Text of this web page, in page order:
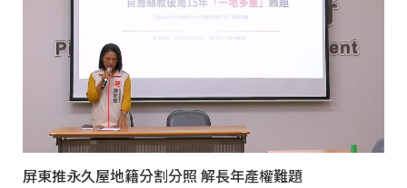
屏東推永久屋地籍分割分照 解長年產權難題